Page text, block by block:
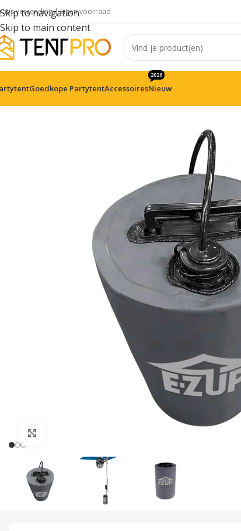
Skip to navigation
Skip to main content
verzending |Eigen voorraad
Goedkope PartytentAccessoiresNieuw
2026